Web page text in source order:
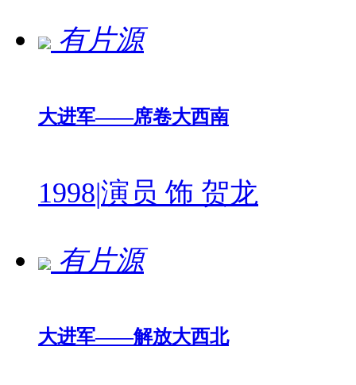
有片源
大进军——席卷大西南
1998|演员 饰 贺龙
有片源
大进军——解放大西北